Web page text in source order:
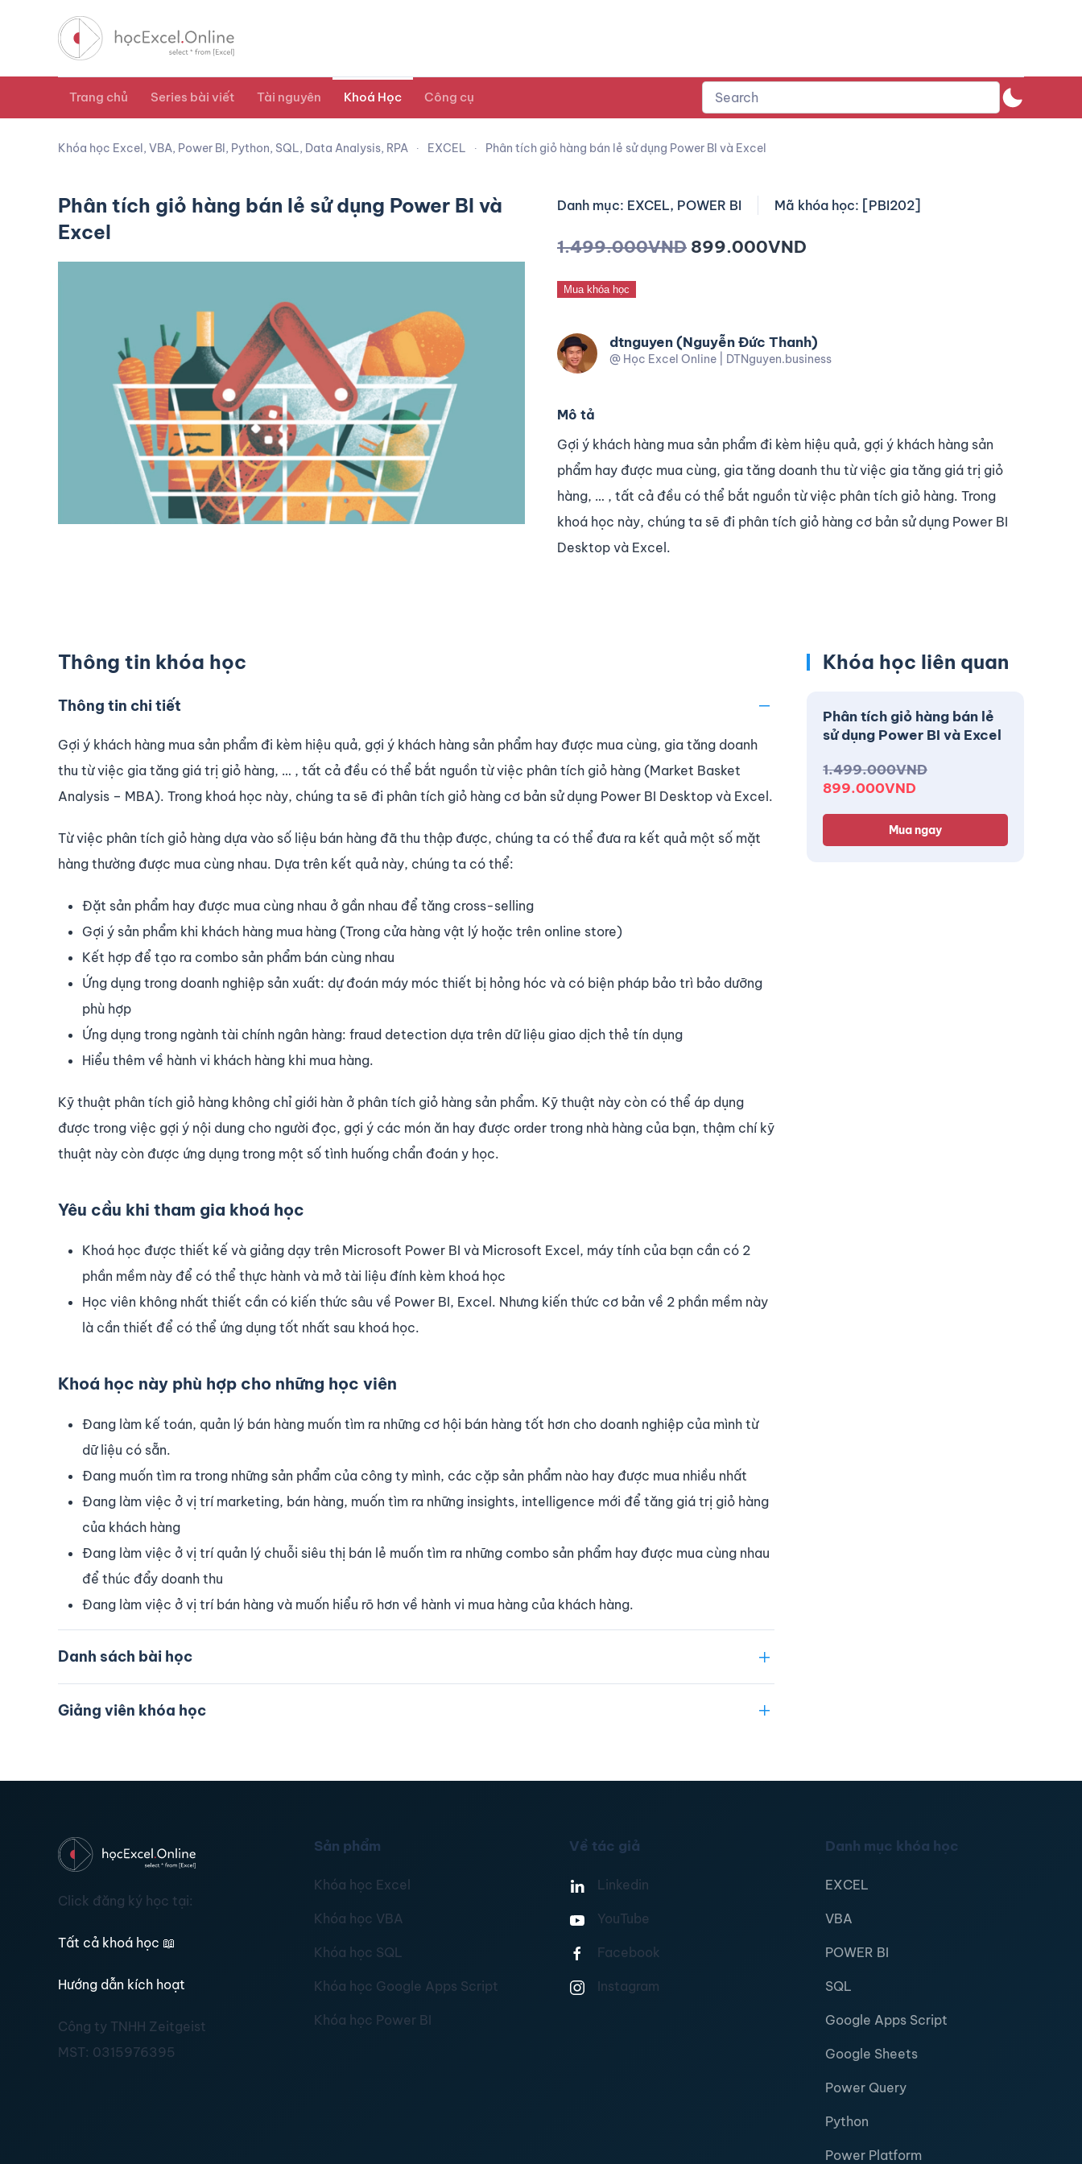
Trang chủ Series bài viết Tài nguyên Khoá Học Công cụ
Khóa học Excel, VBA, Power BI, Python, SQL, Data Analysis, RPA EXCEL Phân tích giỏ hàng bán lẻ sử dụng Power BI và Excel
Phân tích giỏ hàng bán lẻ sử dụng Power BI và
Excel
Danh mục: EXCEL, POWER BI Mã khóa học: [PBI202]
1.499.000VND 899.000VND
Mua khóa học
dtnguyen (Nguyễn Đức Thanh)
@ Học Excel Online | DTNguyen.business
Mô tả
Gợi ý khách hàng mua sản phẩm đi kèm hiệu quả, gợi ý khách hàng sản
phẩm hay được mua cùng, gia tăng doanh thu từ việc gia tăng giá trị giỏ
hàng, … , tất cả đều có thể bắt nguồn từ việc phân tích giỏ hàng. Trong
khoá học này, chúng ta sẽ đi phân tích giỏ hàng cơ bản sử dụng Power BI
Desktop và Excel.
Thông tin khóa học
Thông tin chi tiết
​Gợi ý khách hàng mua sản phẩm đi kèm hiệu quả, gợi ý khách hàng sản phẩm hay được mua cùng, gia tăng doanh
thu từ việc gia tăng giá trị giỏ hàng, … , tất cả đều có thể bắt nguồn từ việc phân tích giỏ hàng (Market Basket
Analysis – MBA). Trong khoá học này, chúng ta sẽ đi phân tích giỏ hàng cơ bản sử dụng Power BI Desktop và Excel.
Từ việc phân tích giỏ hàng dựa vào số liệu bán hàng đã thu thập được, chúng ta có thể đưa ra kết quả một số mặt
hàng thường được mua cùng nhau. Dựa trên kết quả này, chúng ta có thể:
Đặt sản phẩm hay được mua cùng nhau ở gần nhau để tăng cross-selling
Gợi ý sản phẩm khi khách hàng mua hàng (Trong cửa hàng vật lý hoặc trên online store)
Kết hợp để tạo ra combo sản phẩm bán cùng nhau
Ứng dụng trong doanh nghiệp sản xuất: dự đoán máy móc thiết bị hỏng hóc và có biện pháp bảo trì bảo dưỡng
phù hợp
Ứng dụng trong ngành tài chính ngân hàng: fraud detection dựa trên dữ liệu giao dịch thẻ tín dụng
Hiểu thêm về hành vi khách hàng khi mua hàng.
Kỹ thuật phân tích giỏ hàng không chỉ giới hàn ở phân tích giỏ hàng sản phẩm. Kỹ thuật này còn có thể áp dụng
được trong việc gợi ý nội dung cho người đọc, gợi ý các món ăn hay được order trong nhà hàng của bạn, thậm chí kỹ
thuật này còn được ứng dụng trong một số tình huống chẩn đoán y học.
Yêu cầu khi tham gia khoá học
Khoá học được thiết kế và giảng dạy trên Microsoft Power BI và Microsoft Excel, máy tính của bạn cần có 2
phần mềm này để có thể thực hành và mở tài liệu đính kèm khoá học
Học viên không nhất thiết cần có kiến thức sâu về Power BI, Excel. Nhưng kiến thức cơ bản về 2 phần mềm này
là cần thiết để có thể ứng dụng tốt nhất sau khoá học.
Khoá học này phù hợp cho những học viên
Đang làm kế toán, quản lý bán hàng muốn tìm ra những cơ hội bán hàng tốt hơn cho doanh nghiệp của mình từ
dữ liệu có sẵn.
Đang muốn tìm ra trong những sản phẩm của công ty mình, các cặp sản phẩm nào hay được mua nhiều nhất
Đang làm việc ở vị trí marketing, bán hàng, muốn tìm ra những insights, intelligence mới để tăng giá trị giỏ hàng
của khách hàng
Đang làm việc ở vị trí quản lý chuỗi siêu thị bán lẻ muốn tìm ra những combo sản phẩm hay được mua cùng nhau
để thúc đẩy doanh thu
Đang làm việc ở vị trí bán hàng và muốn hiểu rõ hơn về hành vi mua hàng của khách hàng.
Danh sách bài học
Giảng viên khóa học
Khóa học liên quan
Phân tích giỏ hàng bán lẻ
sử dụng Power BI và Excel
1.499.000VND
899.000VND
Mua ngay
Click đăng ký học tại:
Tất cả khoá học 📖
Hướng dẫn kích hoạt
Công ty TNHH Zeitgeist
MST: 0315976395
Sản phẩm
Khóa học Excel
Khóa học VBA
Khóa học SQL
Khóa học Google Apps Script
Khóa học Power BI
Về tác giả
Linkedin
YouTube
Facebook
Instagram
Danh mục khóa học
EXCEL
VBA
POWER BI
SQL
Google Apps Script
Google Sheets
Power Query
Python
Power Platform